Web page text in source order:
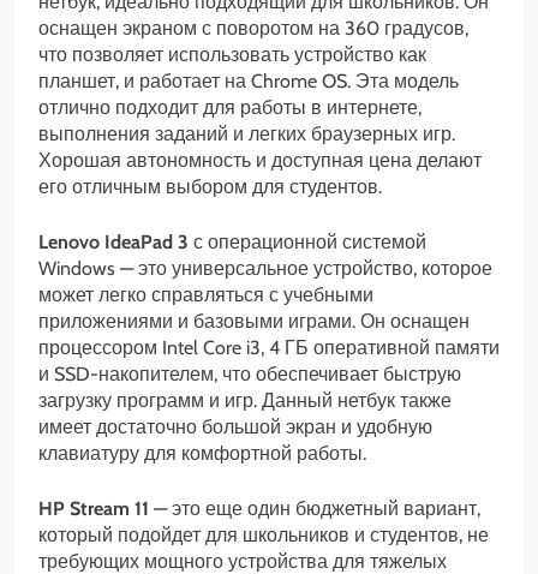
оснащен экраном с поворотом на 360 градусов,
что позволяет использовать устройство как
планшет, и работает на Chrome OS. Эта модель
отлично подходит для работы в интернете,
выполнения заданий и легких браузерных игр.
Хорошая автономность и доступная цена делают
его отличным выбором для студентов.
Lenovo IdeaPad 3 с операционной системой
Windows — это универсальное устройство, которое
может легко справляться с учебными
приложениями и базовыми играми. Он оснащен
процессором Intel Core i3, 4 ГБ оперативной памяти
и SSD-накопителем, что обеспечивает быструю
загрузку программ и игр. Данный нетбук также
имеет достаточно большой экран и удобную
клавиатуру для комфортной работы.
HP Stream 11 — это еще один бюджетный вариант,
который подойдет для школьников и студентов, не
требующих мощного устройства для тяжелых